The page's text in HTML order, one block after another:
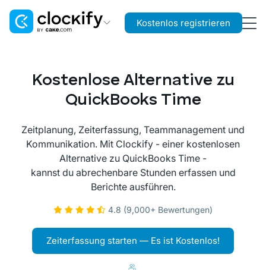
Plaky
Projekt- und Aufgabenmanagement
Pumble
Teamkommunikation and Zusammenarbeit
Kostenlos registrieren
Kostenlose Alternative zu
QuickBooks Time
Zeitplanung, Zeiterfassung, Teammanagement und
Kommunikation. Mit Clockify - einer kostenlosen
Alternative zu QuickBooks Time -
kannst du abrechenbare Stunden erfassen und
Berichte ausführen.
4.8 (9,000+ Bewertungen)
Zeiterfassung starten — Es ist Kostenlos!